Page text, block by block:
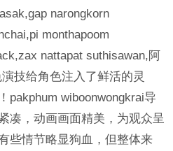
narongkorn
monthapoom
nattapat suthisawan,阿
技给角色注入了鲜活的灵
pakphum wiboonwongkrai导
凑，动画画面精美，为观众呈
些情节略显狗血，但整体来